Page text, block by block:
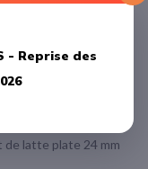
de latte plate 24 mm
- Reprise des